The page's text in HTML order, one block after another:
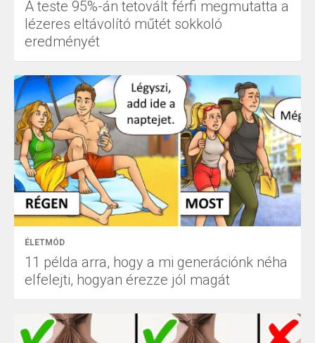
A teste 95%-án tetovált férfi megmutatta a
lézeres eltávolító műtét sokkoló
eredményét
ÉLETMÓD
11 példa arra, hogy a mi generációnk néha
elfelejti, hogyan érezze jól magát